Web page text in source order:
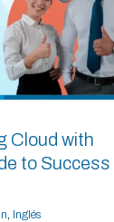
Cloud with
to Success
Inglés